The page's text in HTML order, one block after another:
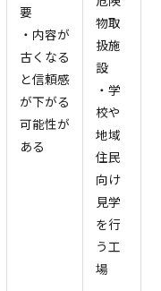
要
・内容が
古くなる
と信頼感
が下がる
可能性が
ある
物取
扱施
設
・学
校や
地域
住民
向け
見学
を行
う工
場